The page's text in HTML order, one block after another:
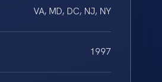
VA, MD, DC, NJ, NY
1997